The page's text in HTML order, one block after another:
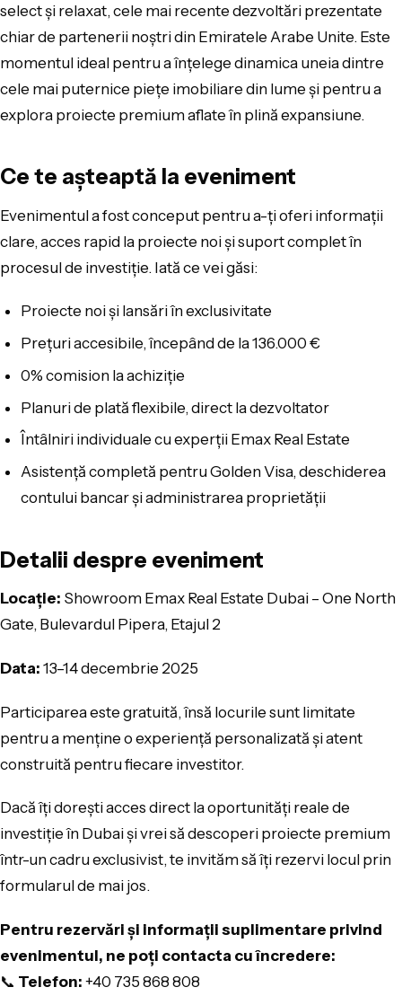
select și relaxat, cele mai recente dezvoltări prezentate
chiar de partenerii noștri din Emiratele Arabe Unite. Este
momentul ideal pentru a înțelege dinamica uneia dintre
cele mai puternice piețe imobiliare din lume și pentru a
explora proiecte premium aflate în plină expansiune.
Ce te așteaptă la eveniment
Evenimentul a fost conceput pentru a-ți oferi informații
clare, acces rapid la proiecte noi și suport complet în
procesul de investiție. Iată ce vei găsi:
Proiecte noi și lansări în exclusivitate
Prețuri accesibile, începând de la 136.000 €
0% comision la achiziție
Planuri de plată flexibile, direct la dezvoltator
Întâlniri individuale cu experții Emax Real Estate
Asistență completă pentru Golden Visa, deschiderea
contului bancar și administrarea proprietății
Detalii despre eveniment
Locație: Showroom Emax Real Estate Dubai – One North
Gate, Bulevardul Pipera, Etajul 2
Data: 13–14 decembrie 2025
Participarea este gratuită, însă locurile sunt limitate
pentru a menține o experiență personalizată și atent
construită pentru fiecare investitor.
Dacă îți dorești acces direct la oportunități reale de
investiție în Dubai și vrei să descoperi proiecte premium
într-un cadru exclusivist, te invităm să îți rezervi locul prin
formularul de mai jos.
Pentru rezervări și informații suplimentare privind
evenimentul, ne poți contacta cu încredere:
📞 Telefon: +40 735 868 808